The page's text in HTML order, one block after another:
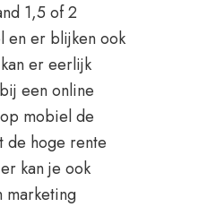
1,5 of 2
en er blijken ook
er eerlijk
een online
mobiel de
de hoge rente
kan je ook
marketing